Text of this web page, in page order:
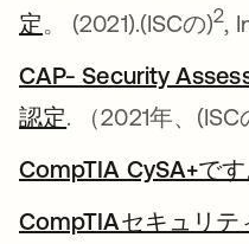
定 新しいタブで開く
。 (2021).(ISCの)2,
CAP- Security
認定 新しいタブで開
. （2021年、(ISC
CompTIA CySA+です
CompTIAセキュリテ